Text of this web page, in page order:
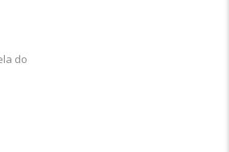
do